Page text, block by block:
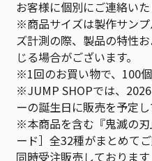
お客様に個別にご連絡いた
※商品サイズは製作サン
ズ計測の際、製品の特性
じる場合がございます。
※1回のお買い物で、100
※JUMP SHOPでは、
ーの誕生日に販売を予定し
※本商品を含む『鬼滅の
ード］全32種がまとめて
同時受注販売しておりま